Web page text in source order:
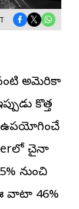
వంటి అమెరికా
కొత్త
ఉపయోగించే
చైనా
నుంచి
వాటా 46%